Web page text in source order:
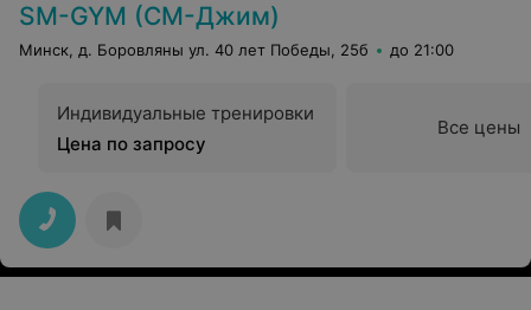
SM-GYM (СМ-Джим)
Минск, д. Боровляны ул. 40 лет Победы, 25б до 21:00
Индивидуальные тренировки
Цена по запросу
Все цены